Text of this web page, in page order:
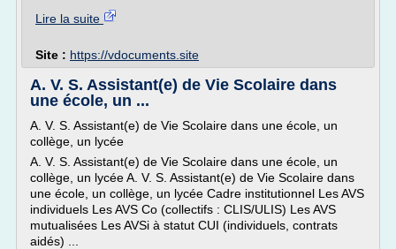
Lire la suite
Site : https://vdocuments.site
A. V. S. Assistant(e) de Vie Scolaire dans
une école, un ...
A. V. S. Assistant(e) de Vie Scolaire dans une école, un
collège, un lycée
A. V. S. Assistant(e) de Vie Scolaire dans une école, un
collège, un lycée A. V. S. Assistant(e) de Vie Scolaire dans
une école, un collège, un lycée Cadre institutionnel Les AVS
individuels Les AVS Co (collectifs : CLIS/ULIS) Les AVS
mutualisées Les AVSi à statut CUI (individuels, contrats
aidés) ...